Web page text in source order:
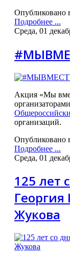
Опубликовано
Подробнее ...
Среда, 01
Акция «Мы
организаций.
Опубликовано
Подробнее ...
Среда, 01
125 лет
Жукова